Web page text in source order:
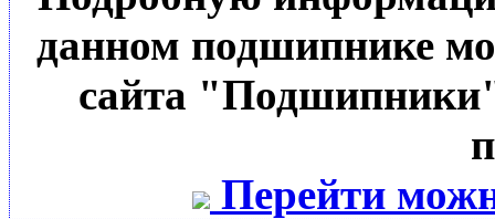
данном подшипнике
сайта
Перейти